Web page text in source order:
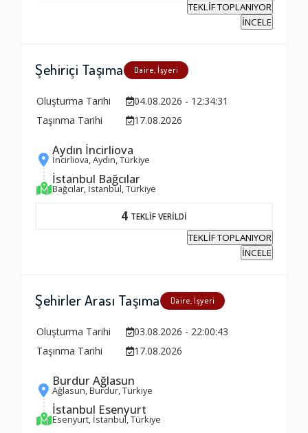
TEKLİF TOPLANIYOR
İNCELE
Şehiriçi Taşıma Daire, İşyeri
Oluşturma Tarihi
04.08.2026 - 12:34:31
Taşınma Tarihi
17.08.2026
Aydın İncirliova
İncirliova, Aydın, Türkiye
İstanbul Bağcılar
Bağcılar, İstanbul, Türkiye
4 TEKLİF VERİLDİ
TEKLİF TOPLANIYOR
İNCELE
Şehirler Arası Taşıma Daire, İşyeri
Oluşturma Tarihi
03.08.2026 - 22:00:43
Taşınma Tarihi
17.08.2026
Burdur Ağlasun
Ağlasun, Burdur, Türkiye
İstanbul Esenyurt
Esenyurt, İstanbul, Türkiye